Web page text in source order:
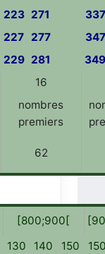
223 271
337
227 277
347
229 281
16
nombres
premiers
62
[800;900[
130 140 150